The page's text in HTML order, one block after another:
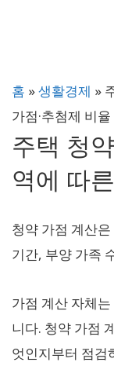
홈 »생활경제 »
가점·추첨제 비율
주택 청
역에 따
청약 가점 계산
기간, 부양 가족
가점 계산 자체
니다. 청약 가점
엇인지부터 점검